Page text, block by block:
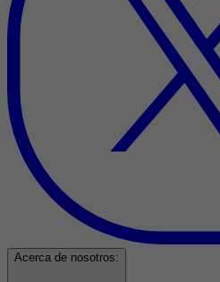
Acerca de nosotros: